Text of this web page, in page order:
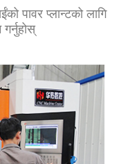
पावर प्लान्टको लागि